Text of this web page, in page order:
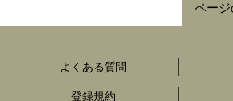
ページ
よくある質問
登録規約